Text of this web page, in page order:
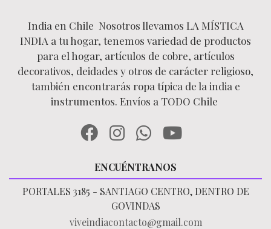
India en Chile Nosotros llevamos LA MÍSTICA
INDIA a tu hogar, tenemos variedad de productos
para el hogar, artículos de cobre, artículos
decorativos, deidades y otros de carácter religioso,
también encontrarás ropa típica de la india e
instrumentos. Envíos a TODO Chile
ENCUÉNTRANOS
PORTALES 3185 - SANTIAGO CENTRO, DENTRO DE
GOVINDAS
viveindiacontacto@gmail.com